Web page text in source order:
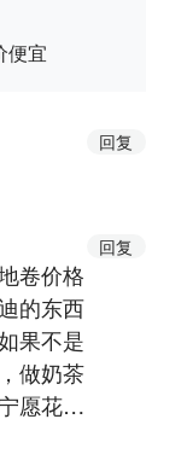
便宜
回复
回复
卷价格
的东西
果不是
做奶茶
愿花高